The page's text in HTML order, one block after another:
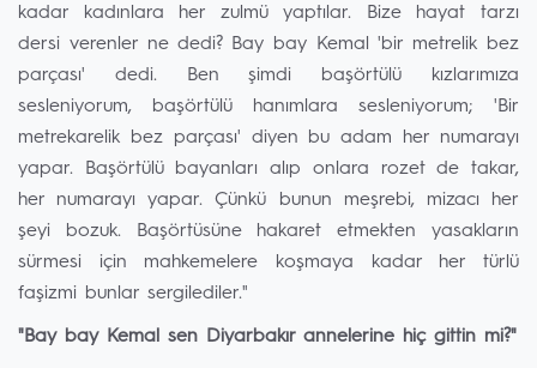
kadar kadınlara her zulmü yaptılar. Bize hayat tarzı
dersi verenler ne dedi? Bay bay Kemal 'bir metrelik bez
parçası' dedi. Ben şimdi başörtülü kızlarımıza
sesleniyorum, başörtülü hanımlara sesleniyorum; 'Bir
metrekarelik bez parçası' diyen bu adam her numarayı
yapar. Başörtülü bayanları alıp onlara rozet de takar,
her numarayı yapar. Çünkü bunun meşrebi, mizacı her
şeyi bozuk. Başörtüsüne hakaret etmekten yasakların
sürmesi için mahkemelere koşmaya kadar her türlü
faşizmi bunlar sergilediler."
"Bay bay Kemal sen Diyarbakır annelerine hiç gittin mi?"